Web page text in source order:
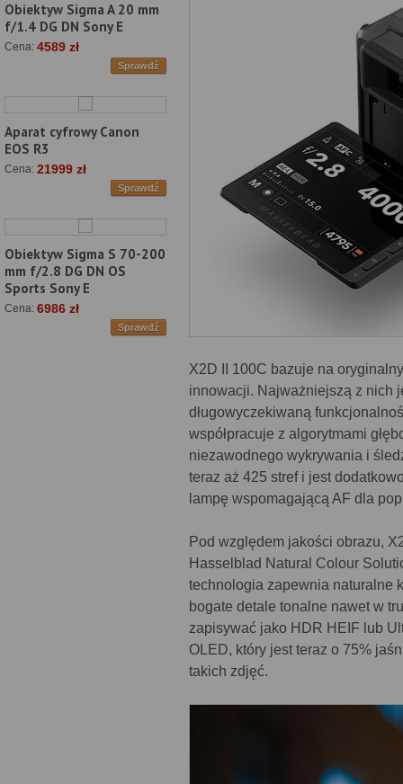
Obiektyw Sigma A 20 mm
f/1.4 DG DN Sony E
Cena: 4589 zł
Sprawdź
Aparat cyfrowy Canon
EOS R3
Cena: 21999 zł
Sprawdź
Obiektyw Sigma S 70-200
mm f/2.8 DG DN OS
Sports Sony E
Cena: 6986 zł
Sprawdź
X2D II 100C bazuje na
innowacji. Najważniejszą z nich
długowyczekiwaną
współpracuje z algorytmami
niezawodnego wykrywania i
teraz aż 425 stref i jest
lampę wspomagającą AF dla
Pod względem jakości obrazu,
Hasselblad Natural Colour
technologia zapewnia naturalne
bogate detale tonalne nawet w
zapisywać jako HDR HEIF lub
OLED, który jest teraz o 75%
takich zdjęć.